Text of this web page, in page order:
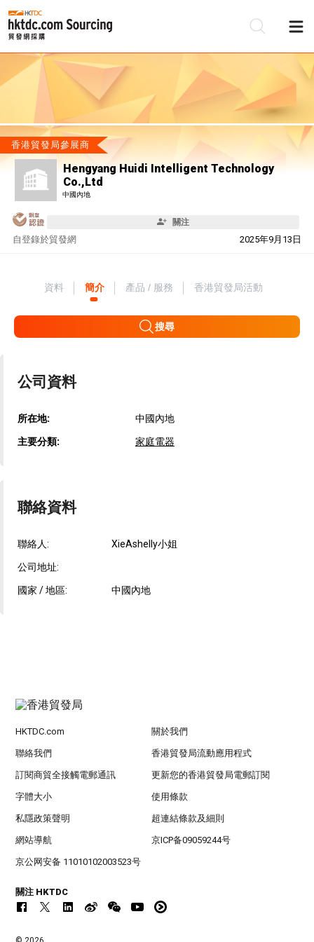
香港貿發局參展商
Hengyang Huidi Intelligent Technology
Co.,Ltd
中國內地
關注
自 2025年9月13日
登錄於貿發網
資料 簡介 產品 / 服務 香港貿發局活動
搜尋
公司資料
所在地: 中國內地
主要分類: 家庭電器
聯絡資料
聯絡人: XieAshelly小姐
公司地址:
國家 / 地區: 中國內地
HKTDC.com 關於我們
聯絡我們 香港貿發局流動應用程式
訂閱商貿全接觸電郵通訊 更新您的香港貿發局電郵訂閱
字體大小 使用條款
私隱政策聲明 超連結條款及細則
網站導航 京ICP备09059244号
京公网安备 11010102003523号
關注 HKTDC